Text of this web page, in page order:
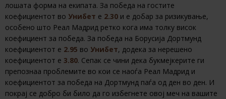
лошата форма на екипата. За победа на гостите
коефициентот во Унибет е 2.30 и е добар за ризикување,
особено што Реал Мадрид ретко кога има толку висок
коефициент за победа. За победа на Борусија Дортмунд
коефициентот е 2.95 во Унибет, додека за нерешено
коефициентот е 3.80. Сепак се чини дека букмејкерите ги
препознаа проблемите во кои се наоѓа Реал Мадрид и
коефициентот за победа на Дортмунд паѓа од ден во ден. И
покрај се добро би било да го избегнете овој меч на вашите